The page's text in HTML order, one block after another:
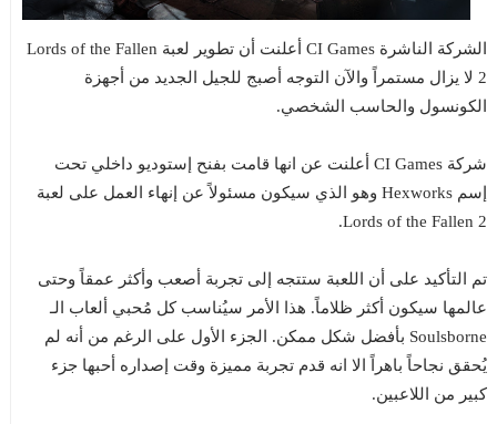
الشركة الناشرة CI Games أعلنت أن تطوير لعبة Lords of the Fallen
2 لا يزال مستمراً والآن التوجه أصبج للجيل الجديد من أجهزة
الكونسول والحاسب الشخصي.
شركة CI Games أعلنت عن انها قامت بفنح إستوديو داخلي تحت
إسم Hexworks وهو الذي سيكون مسئولاً عن إنهاء العمل على لعبة
Lords of the Fallen 2.
تم التأكيد على أن اللعبة ستتجه إلى تجربة أصعب وأكثر عمقاً وحتى
عالمها سيكون أكثر ظلاماً. هذا الأمر سيُناسب كل مُحبي ألعاب الـ
Soulsborne بأفضل شكل ممكن. الجزء الأول على الرغم من أنه لم
يُحقق نجاحاً باهراً الا انه قدم تجربة مميزة وقت إصداره أحبها جزء
كبير من اللاعبين.